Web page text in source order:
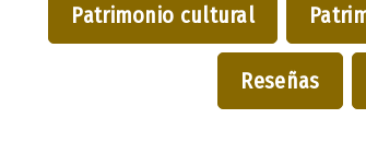
Patrimonio cultural
Reseñas